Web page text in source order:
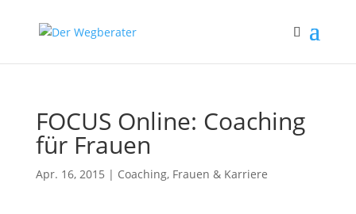
FOCUS Online: Coaching
für Frauen
Apr. 16, 2015 | Coaching, Frauen & Karriere